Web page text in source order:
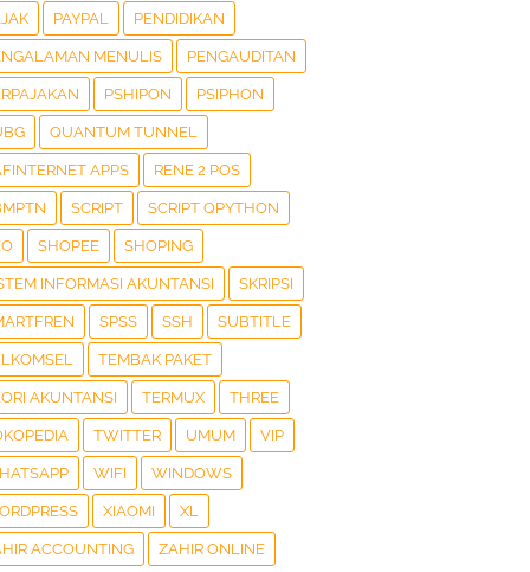
PAYPAL PENDIDIKAN
MENULIS PENGAUDITAN
PSHIPON PSIPHON
QUANTUM TUNNEL
APPS RENE 2 POS
SCRIPT SCRIPT QPYTHON
SHOPEE SHOPING
INFORMASI AKUNTANSI SKRIPSI
SPSS SSH SUBTITLE
TEMBAK PAKET
AKUNTANSI TERMUX THREE
TWITTER UMUM VIP
WIFI WINDOWS
XIAOMI XL
ACCOUNTING ZAHIR ONLINE